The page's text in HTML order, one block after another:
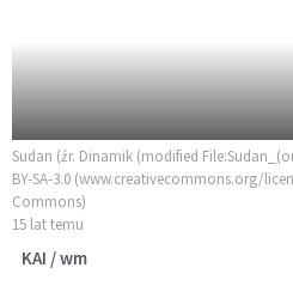
Sudan (źr. Dinamik (modified
BY-SA-3.0 (www.creativecommons.org/
Commons)
15 lat temu
KAI / wm